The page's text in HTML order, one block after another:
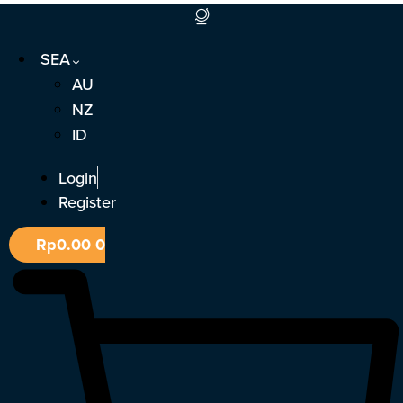
Skip
contentSEA
AU
NZ
ID
Login
Register
Rp0.000